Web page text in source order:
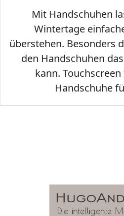
Mit Handschuhen
Wintertage
überstehen. Besonders
den Handschuhen
kann.
Handschuhe